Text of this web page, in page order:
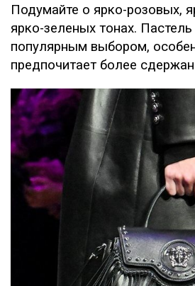
Подумайте о ярко-розовых,
ярко-зеленых тонах.
популярным выбором,
предпочитает более